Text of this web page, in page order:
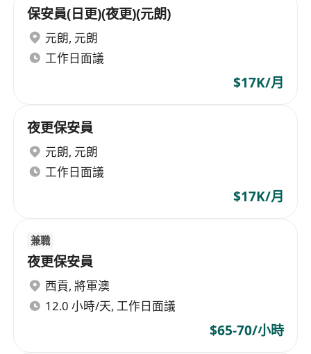
保安員(日更)(夜更)(元朗)
元朗, 元朗
工作日面議
$17K/月
夜更保安員
元朗, 元朗
工作日面議
$17K/月
兼職
夜更保安員
西貢, 將軍澳
12.0 小時/天, 工作日面議
$65-70/小時